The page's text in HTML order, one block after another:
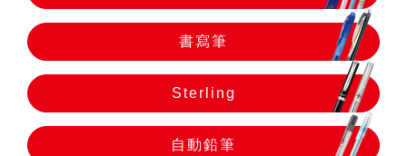
書寫筆
Sterling
自動鉛筆